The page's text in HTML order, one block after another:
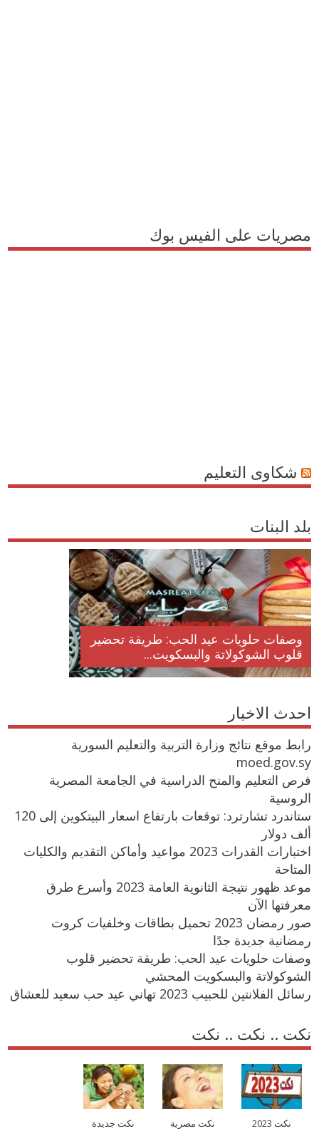
مصريات على الفيس بوك
شكاوى التعليم
بلد البنات
وصفات حلويات عيد الحب: طريقة تحضير
قلوب الشوكولاتة والبسكويت...
احدث الاخبار
رابط موقع نتائج وزارة التربية والتعليم السورية
moed.gov.sy
فرص التعليم والمنح الدراسية في الجامعة المصرية
الروسية
ستاندرد تشارترد: توقعات بارتفاع اسعار البيتكوين إلى 120
ألف دولار
اختبارات القدرات 2023 مواعيد وأماكن التقديم والكليات
المتاحة
موعد ظهور نتيجة الثانوية العامة 2023 وأسرع طرق
معرفتها الآن
صور رمضان 2023 تحميل بطاقات وخلفيات كروت
رمضانية جديدة جدًا
وصفات حلويات عيد الحب: طريقة تحضير قلوب
الشوكولاتة والبسكويت المحشي
رسائل الفلانتين للحبيب 2023 تهاني عيد حب سعيد للعشاق
نكت .. نكت .. نكت
نكت 2023 نكت مصرية نكت جديدة